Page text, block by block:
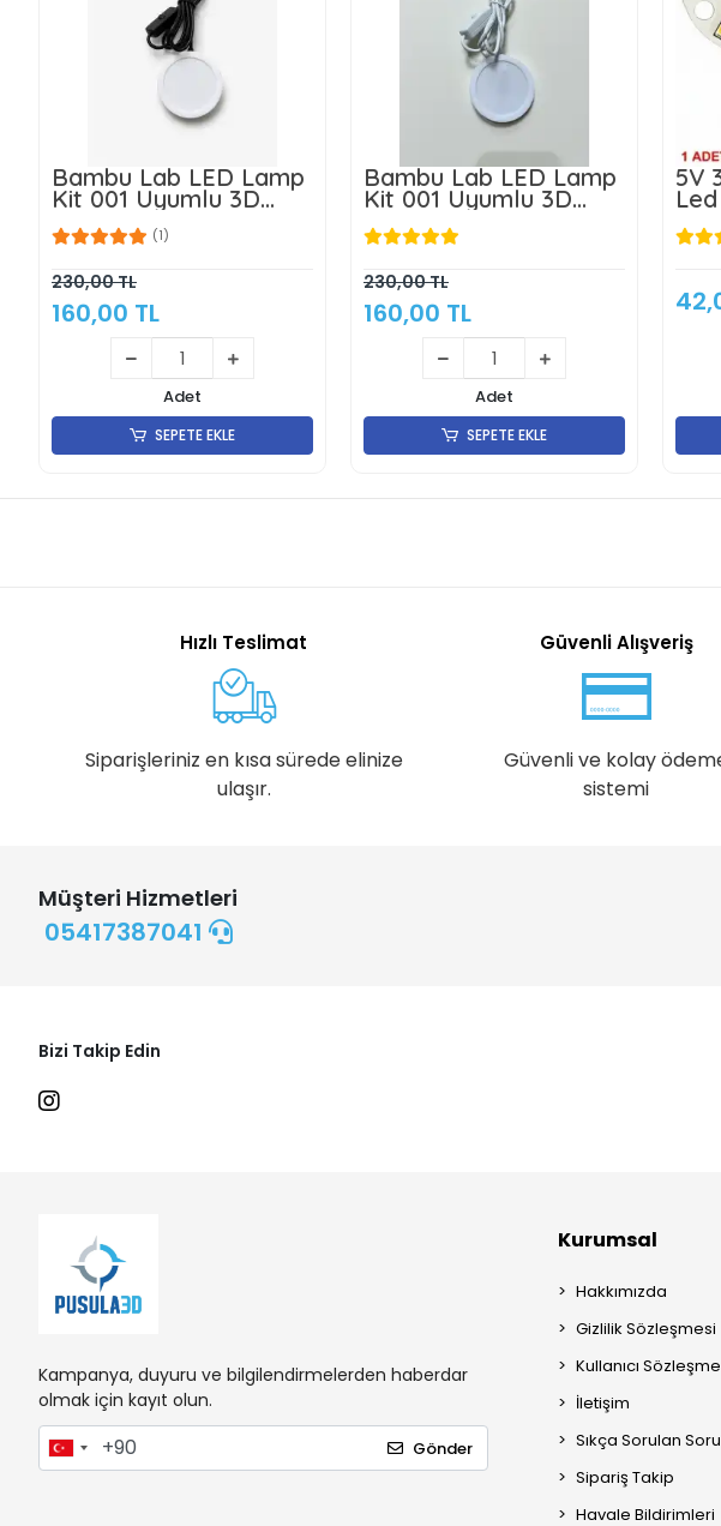
Bambu Lab LED Lamp
Kit 001 Uyumlu 3D
Baskı LED Lamba Kiti
5v USB Gün Işığı -3w-
(1)
230,00 TL
160,00 TL
Adet
SEPETE EKLE
Bambu Lab LED Lamp
Kit 001 Uyumlu 3D
Baskı LED Lamba Kiti
5v USB Gün Işığı -3w-
230,00 TL
160,00 TL
Adet
SEPETE EKLE
5V
Hızlı Teslimat
Siparişleriniz en kısa sürede elinize
ulaşır.
Güvenli Alışveriş
Güvenli ve kolay
sistemi
Müşteri Hizmetleri
05417387041
Bizi Takip Edin
Kampanya, duyuru ve bilgilendirmelerden haberdar
olmak için kayıt olun.
Gönder
Kurumsal
Hakkımızda
Gizlilik Sözleşmesi
Kullanıcı
İletişim
Sıkça Sorulan
Sipariş Takip
Havale Bildirimleri